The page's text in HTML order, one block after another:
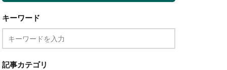
キーワード
記事カテゴリ